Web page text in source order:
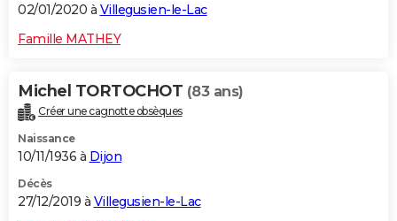
02/01/2020 à Villegusien-le-Lac
Famille MATHEY
Michel TORTOCHOT (83 ans)
Créer une cagnotte obsèques
Naissance
10/11/1936 à Dijon
Décès
27/12/2019 à Villegusien-le-Lac